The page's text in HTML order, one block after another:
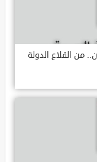
من القلاع الدولة